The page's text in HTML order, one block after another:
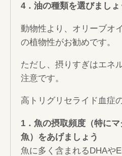
4．油の種類を選びましょ
動物性より、オリーブオ
の植物性がお勧めです。
ただし、摂りすぎはエネ
注意です。
高トリグリセライド血症
1．魚の摂取頻度（特に
魚）をあげましょう
魚に多く含まれるDHAや